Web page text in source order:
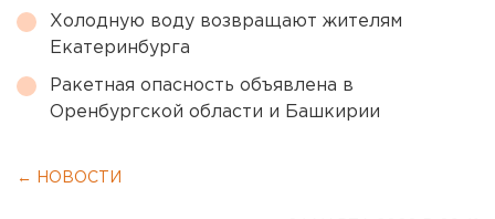
Холодную воду возвращают жителям
Екатеринбурга
Ракетная опасность объявлена в
Оренбургской области и Башкирии
← НОВОСТИ